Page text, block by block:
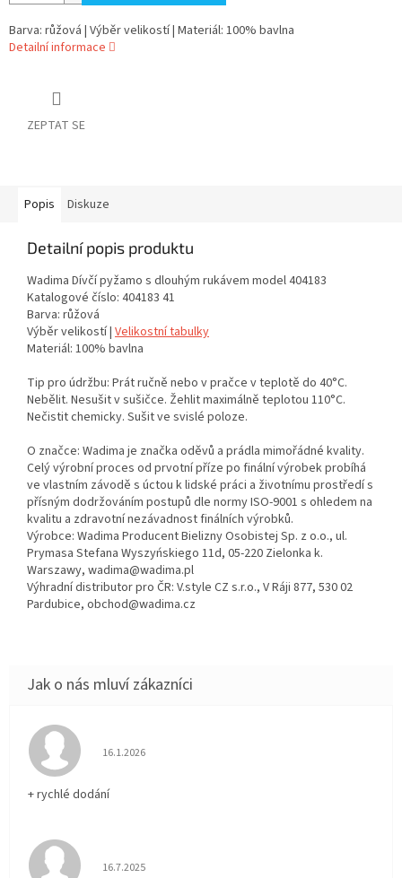
Barva: růžová | Výběr velikostí | Materiál: 100% bavlna
Detailní informace
ZEPTAT SE
Popis Diskuze
Detailní popis produktu
Wadima Dívčí pyžamo s dlouhým rukávem model 404183
Katalogové číslo: 404183 41
Barva: růžová
Výběr velikostí | Velikostní tabulky
Materiál: 100% bavlna
Tip pro údržbu: Prát ručně nebo v pračce v teplotě do 40°C.
Nebělit. Nesušit v sušičce. Žehlit maximálně teplotou 110°C.
Nečistit chemicky. Sušit ve svislé poloze.
O značce: Wadima je značka oděvů a prádla mimořádné kvality.
Celý výrobní proces od prvotní příze po finální výrobek probíhá
ve vlastním závodě s úctou k lidské práci a životnímu prostředí s
přísným dodržováním postupů dle normy ISO-9001 s ohledem na
kvalitu a zdravotní nezávadnost finálních výrobků.
Výrobce: Wadima Producent Bielizny Osobistej Sp. z o.o., ul.
Prymasa Stefana Wyszyńskiego 11d, 05-220 Zielonka k.
Warszawy, wadima@wadima.pl
Výhradní distributor pro ČR: V.style CZ s.r.o., V Ráji 877, 530 02
Pardubice, obchod@wadima.cz
Hodnocení obchodu je 5 z 5 hvězdiček.
16.1.2026
+ rychlé dodání
Hodnocení obchodu je 5 z 5 hvězdiček.
16.7.2025